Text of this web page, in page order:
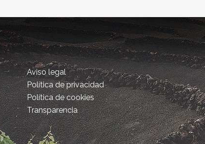
Aviso legal
Política de privacidad
Política de cookies
Transparencia